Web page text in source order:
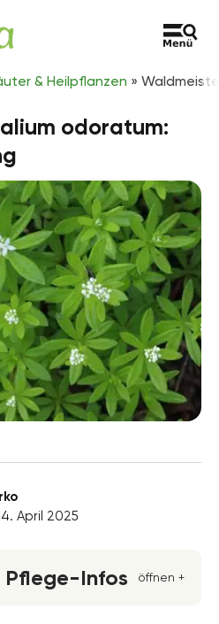
& Heilpflanzen »
odoratum:
April 2025
Pflege-Infos öffnen +